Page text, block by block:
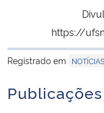
https://
Registrado em
NOTÍCIAS